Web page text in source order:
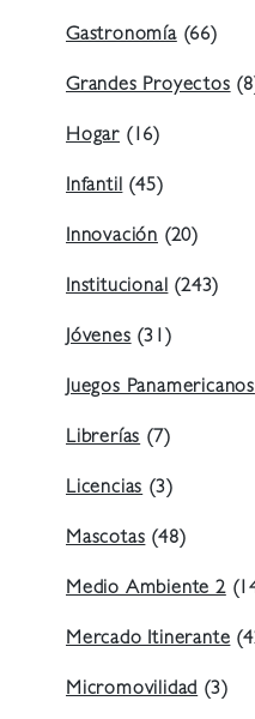
Gastronomía(66)
Grandes Proyectos
Hogar (16)
Infantil(45)
Innovación (20)
Institucional(243)
Jóvenes(31)
Juegos Panamericanos
Librerías(7)
Licencias(3)
Mascotas(48)
Medio Ambiente 2
Mercado Itinerante
Micromovilidad(3)